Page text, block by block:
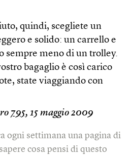
quindi, scegliete un
e solido: un carrello e
sempre meno di un trolley.
bagaglio è così carico
state viaggiando con
795, 15 maggio 2009
ogni settimana una pagina di
cosa pensi di questo